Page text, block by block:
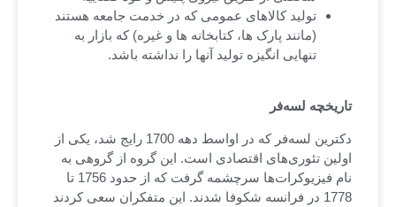
تولید کالاهای عمومی که در خدمت جامعه هستند
(مانند پارک ها، کتابخانه ها و غیره) که بازار به
تنهایی انگیزه تولید آنها را نداشته باشد.
تاریخچه لسه‌فر
دکترین لسه‌فر که در اواسط دهه 1700 رایج شد، یکی از
اولین تئوری‌های اقتصادی است. این گروه از گروهی به
نام فیزیوکرات‌ها سرچشمه گرفت که از حدود 1756 تا
1778 در فرانسه شکوفا شدند. این متفکران سعی کردند